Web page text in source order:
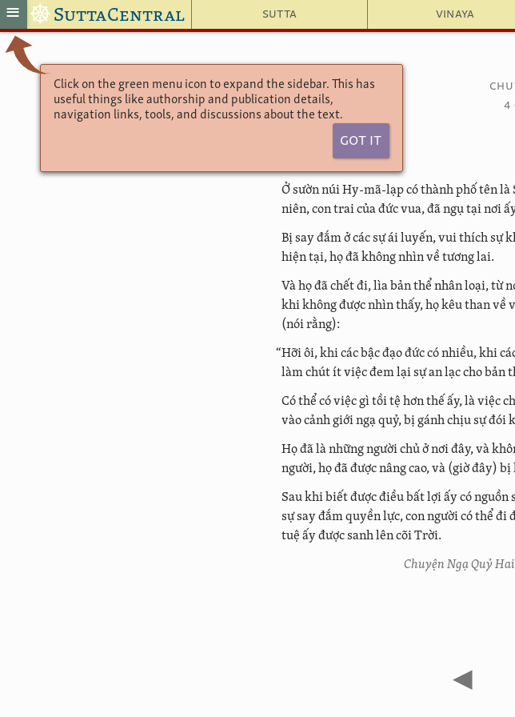
Sutta Vinaya
≡ ☸ SuttaCentral
Click on the green menu icon to expand the sidebar. This has
useful things like authorship and publication details,
navigation links, tools, and discussions about the text.
Got It
4
Ở sườn núi Hy-mã-lạp có thành phố tên là
niên, con trai của đức vua, đã ngụ tại nơi
Bị say đắm ở các sự ái luyến, vui thích sự
hiện tại, họ đã không nhìn về tương lai.
Và họ đã chết đi, lìa bản thể nhân loại, từ
khi không được nhìn thấy, họ kêu than về
(nói rằng):
“Hỡi ôi, khi các bậc đạo đức có nhiều, khi
làm chút ít việc đem lại sự an lạc cho bản
Có thể có việc gì tồi tệ hơn thế ấy, là việc
vào cảnh giới ngạ quỷ, bị gánh chịu sự đói
Họ đã là những người chủ ở nơi đây, và
người, họ đã được nâng cao, và (giờ đây)
Sau khi biết được điều bất lợi ấy có
sự say đắm quyền lực, con người có thể
tuệ ấy được sanh lên cõi Trời.
Chuyện Ngạ Quỷ
◀